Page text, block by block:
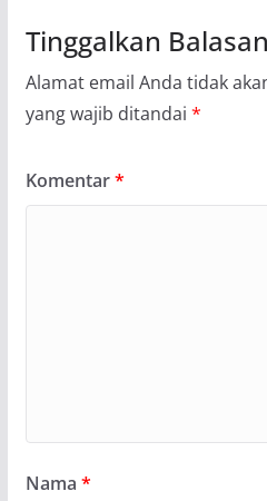
Tinggalkan Balasan
Alamat email Anda tidak
yang wajib ditandai *
Komentar*
Nama *